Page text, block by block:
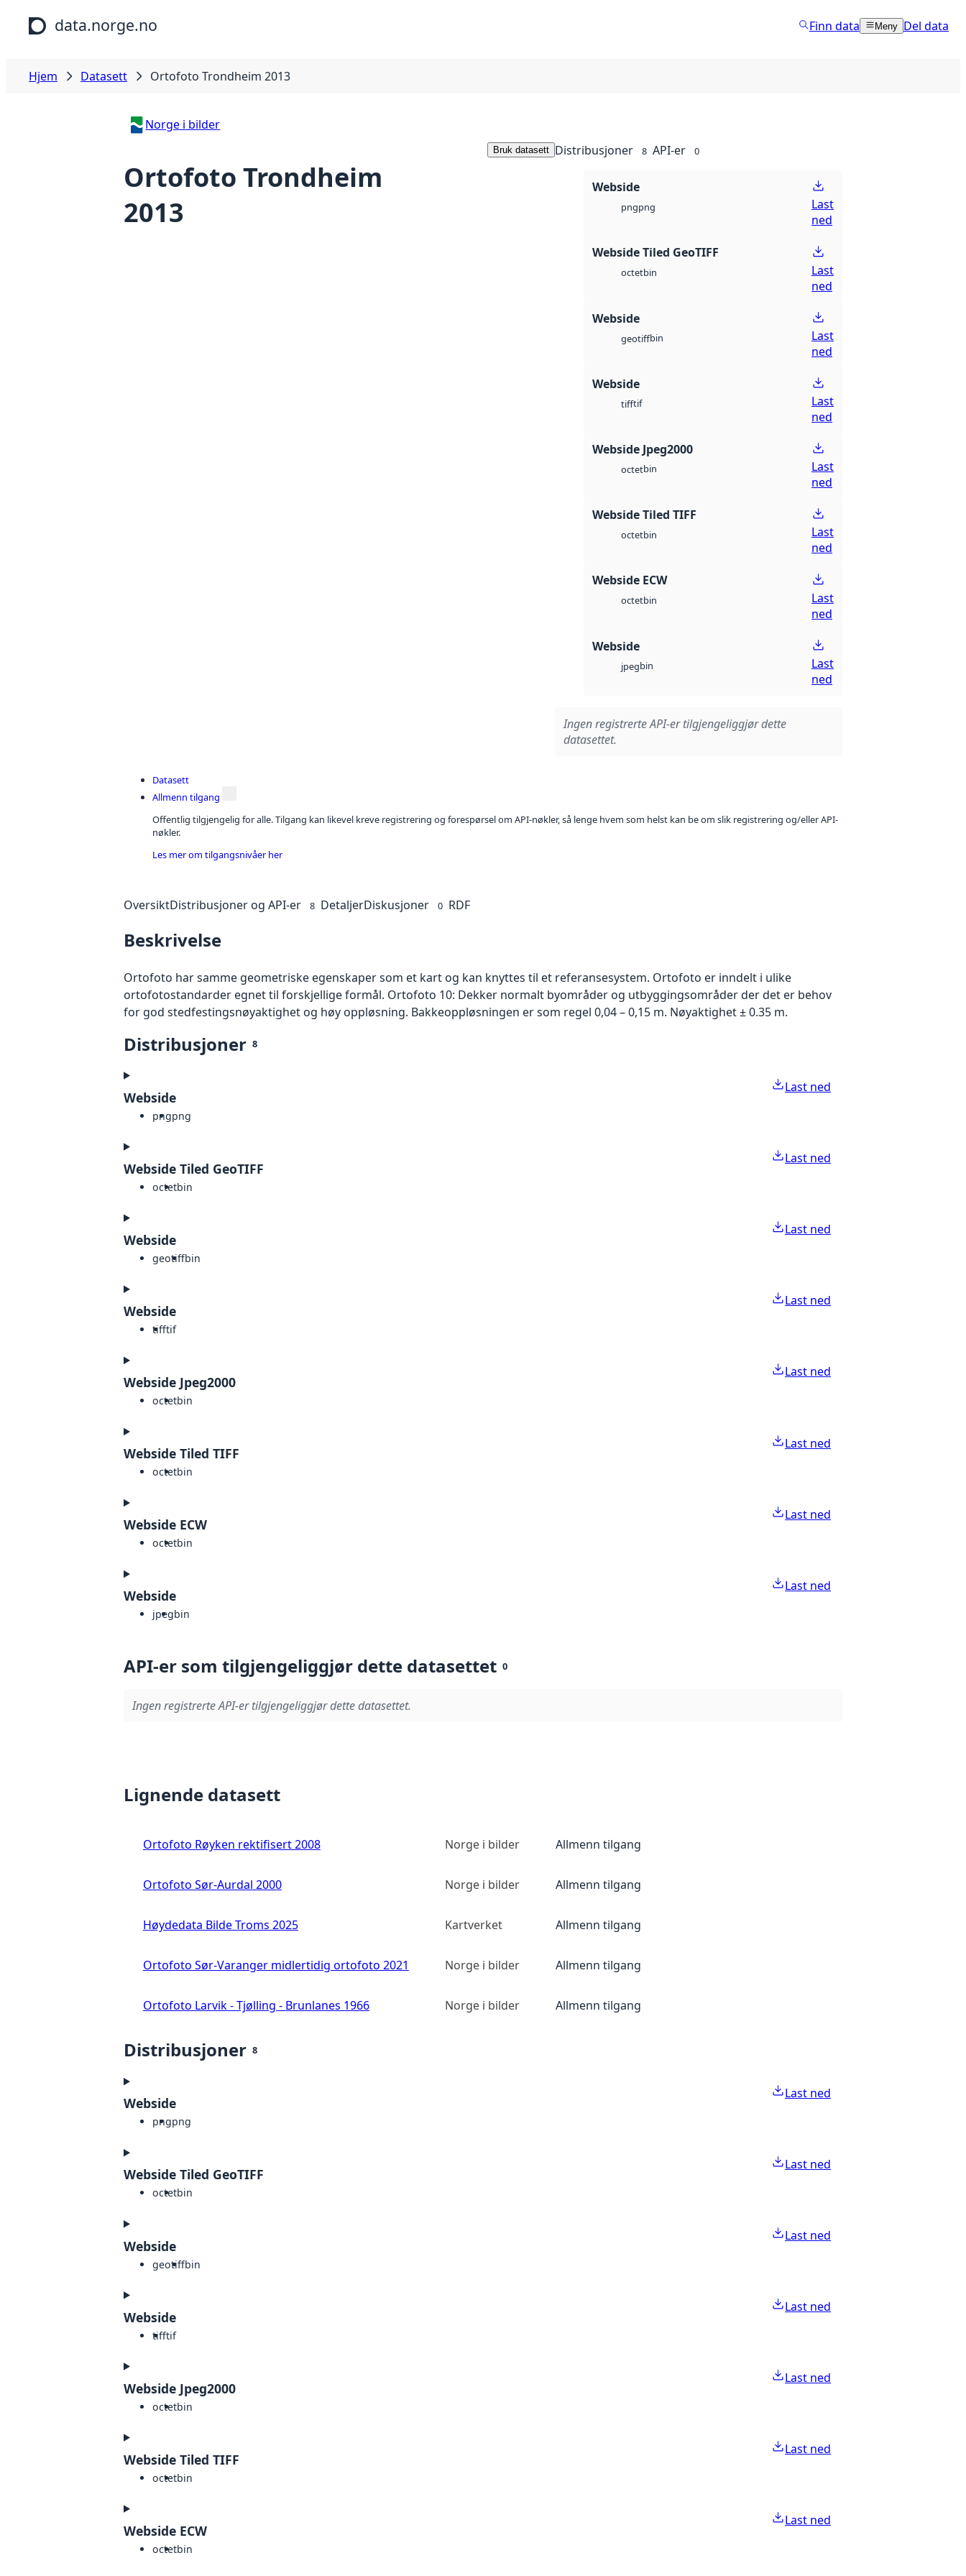
Hopp til hovedinnhold
data.norge.no Finn data Meny Del data
Hjem Datasett Ortofoto Trondheim 2013
Norge i bilder
Ortofoto Trondheim
2013
Bruk datasett Distribusjoner 8 API-er 0
Webside
pngpng
Last
ned
Webside Tiled GeoTIFF
octetbin
Last
ned
Webside
geotiffbin
Last
ned
Webside
tifftif
Last
ned
Webside Jpeg2000
octetbin
Last
ned
Webside Tiled TIFF
octetbin
Last
ned
Webside ECW
octetbin
Last
ned
Webside
jpegbin
Last
ned
Ingen registrerte API-er tilgjengeliggjør dette
datasettet.
Datasett
Allmenn tilgang
Offentlig tilgjengelig for alle. Tilgang kan likevel kreve registrering og forespørsel om API-nøkler, så lenge hvem som helst kan be om slik registrering og/eller API-
nøkler.
Les mer om tilgangsnivåer her
OversiktDistribusjoner og API-er 8 DetaljerDiskusjoner 0 RDF
Beskrivelse
Ortofoto har samme geometriske egenskaper som et kart og kan knyttes til et referansesystem. Ortofoto er inndelt i ulike
ortofotostandarder egnet til forskjellige formål. Ortofoto 10: Dekker normalt byområder og utbyggingsområder der det er behov
for god stedfestingsnøyaktighet og høy oppløsning. Bakkeoppløsningen er som regel 0,04 – 0,15 m. Nøyaktighet ± 0.35 m.
Distribusjoner 8
Webside
pngpng
Last ned
Webside Tiled GeoTIFF
octetbin
Last ned
Webside
geotiffbin
Last ned
Webside
tifftif
Last ned
Webside Jpeg2000
octetbin
Last ned
Webside Tiled TIFF
octetbin
Last ned
Webside ECW
octetbin
Last ned
Webside
jpegbin
Last ned
API-er som tilgjengeliggjør dette datasettet 0
Ingen registrerte API-er tilgjengeliggjør dette datasettet.
Lignende datasett
Ortofoto Røyken rektifisert 2008 Norge i bilder Allmenn tilgang
Ortofoto Sør-Aurdal 2000 Norge i bilder Allmenn tilgang
Høydedata Bilde Troms 2025 Kartverket Allmenn tilgang
Ortofoto Sør-Varanger midlertidig ortofoto 2021 Norge i bilder Allmenn tilgang
Ortofoto Larvik - Tjølling - Brunlanes 1966 Norge i bilder Allmenn tilgang
Distribusjoner 8
Webside
pngpng
Last ned
Webside Tiled GeoTIFF
octetbin
Last ned
Webside
geotiffbin
Last ned
Webside
tifftif
Last ned
Webside Jpeg2000
octetbin
Last ned
Webside Tiled TIFF
octetbin
Last ned
Webside ECW
octetbin
Last ned